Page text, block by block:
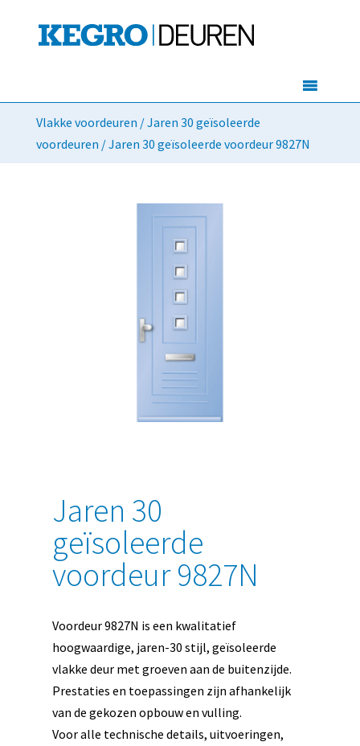
Vlakke voordeuren /Jaren 30 geïsoleerde
voordeuren / Jaren 30 geïsoleerde voordeur 9827N
Jaren 30
geïsoleerde
voordeur 9827N
Voordeur 9827N is een kwalitatief
hoogwaardige, jaren-30 stijl, geïsoleerde
vlakke deur met groeven aan de buitenzijde.
Prestaties en toepassingen zijn afhankelijk
van de gekozen opbouw en vulling.
Voor alle technische details, uitvoeringen,